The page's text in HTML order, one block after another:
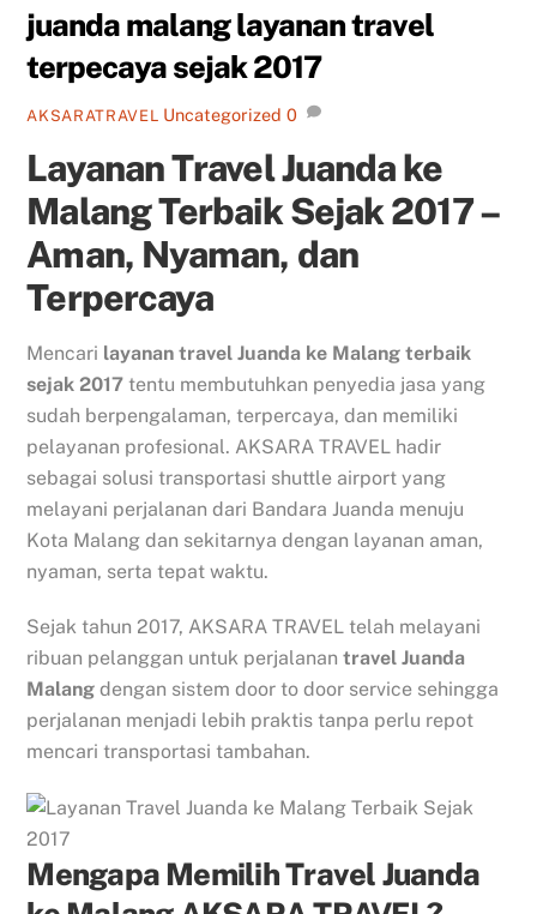
juanda malang layanan travel
terpecaya sejak 2017
AKSARATRAVEL Uncategorized 0
Layanan Travel Juanda ke
Malang Terbaik Sejak 2017 –
Aman, Nyaman, dan
Terpercaya
Mencari layanan travel Juanda ke Malang terbaik
sejak 2017 tentu membutuhkan penyedia jasa yang
sudah berpengalaman, terpercaya, dan memiliki
pelayanan profesional. AKSARA TRAVEL hadir
sebagai solusi transportasi shuttle airport yang
melayani perjalanan dari Bandara Juanda menuju
Kota Malang dan sekitarnya dengan layanan aman,
nyaman, serta tepat waktu.
Sejak tahun 2017, AKSARA TRAVEL telah melayani
ribuan pelanggan untuk perjalanantravel Juanda
Malang dengan sistem door to door service sehingga
perjalanan menjadi lebih praktis tanpa perlu repot
mencari transportasi tambahan.
Mengapa Memilih Travel Juanda